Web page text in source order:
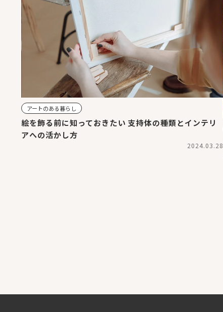
アートのある暮らし
絵を飾る前に知っておきたい 支持体の種類とインテリ
アへの活かし方
2024.03.28